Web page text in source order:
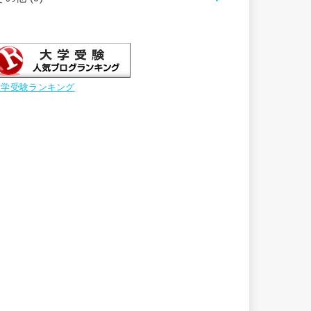
受験ランキング